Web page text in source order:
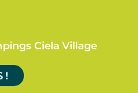
Ciela Village
!